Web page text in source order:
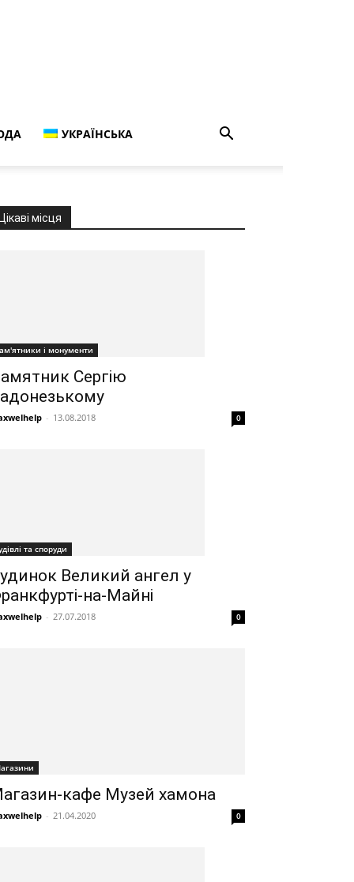
УКРАЇНСЬКА
Цікаві місця
і монументи
Сергію
- 13.08.2018 0
та споруди
Великий ангел у
на-Майні
- 27.07.2018 0
кафе Музей хамона
- 21.04.2020 0